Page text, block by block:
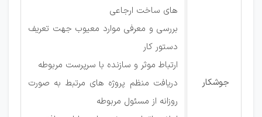
جوشکار
های ساخت ارجاعی
بررسی و معرفی موارد معیوب جهت تعریف
دستور کار
ارتباط موثر و سازنده با سرپرست مربوطه
دریافت منظم پروژه های مرتبط به صورت
روزانه از مسئول مربوطه